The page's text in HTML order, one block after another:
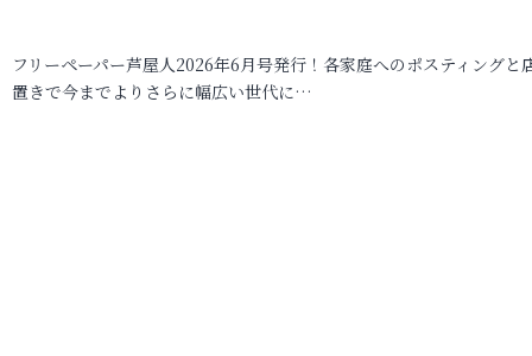
フリーペーパー芦屋人2026年6月号発行！各家庭へのポスティングと
置きで今までよりさらに幅広い世代に…